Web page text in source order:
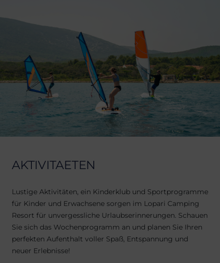
AKTIVITAETEN
Lustige Aktivitäten, ein Kinderklub und Sportprogramme
für Kinder und Erwachsene sorgen im Lopari Camping
Resort für unvergessliche Urlaubserinnerungen. Schauen
Sie sich das Wochenprogramm an und planen Sie Ihren
perfekten Aufenthalt voller Spaß, Entspannung und
neuer Erlebnisse!